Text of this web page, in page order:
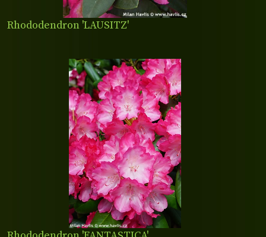
Rhododendron 'LAUSITZ'